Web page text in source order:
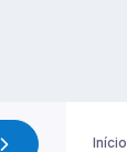
Início